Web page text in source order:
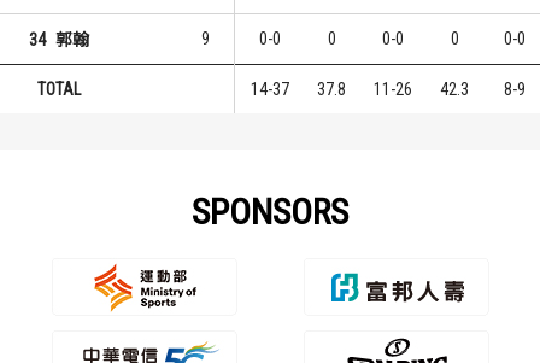
34 郭翰 9 0-0 0 0-0 0 0-0
TOTAL 14-37 37.8 11-26 42.3 8-9
SPONSORS